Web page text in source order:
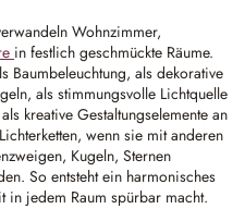
Wohnzimmer,
in festlich geschmückte Räume.
Baumbeleuchtung, als dekorative
als stimmungsvolle Lichtquelle
kreative Gestaltungselemente an
wenn sie mit anderen
Kugeln, Sternen
So entsteht ein harmonisches
in jedem Raum spürbar macht.